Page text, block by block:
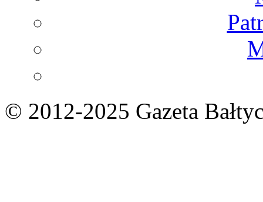
© 2012-2025 Gazeta